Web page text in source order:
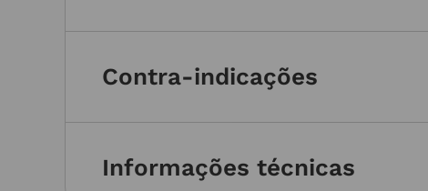
Contra-indicações
Informações técnicas